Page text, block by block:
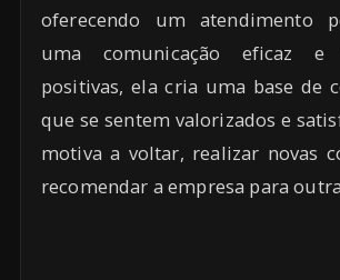
oferecendo um atendimento
uma comunicação eficaz e
positivas, ela cria uma base de
que se sentem valorizados e
motiva a voltar, realizar novas
recomendar a empresa para